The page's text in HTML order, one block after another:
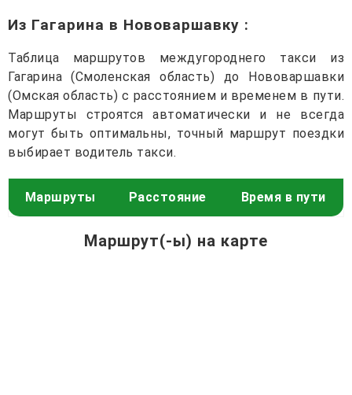
Из Гагарина в Нововаршавку :
Таблица маршрутов междугороднего такси из
Гагарина (Смоленская область) до Нововаршавки
(Омская область) с расстоянием и временем в пути.
Маршруты строятся автоматически и не всегда
могут быть оптимальны, точный маршрут поездки
выбирает водитель такси.
Маршруты Расстояние Время в пути
Маршрут(-ы) на карте